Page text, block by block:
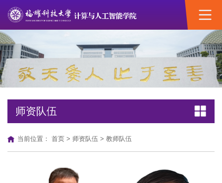
师资队伍
当前位置： 首页 > 师资队伍 > 教师队伍